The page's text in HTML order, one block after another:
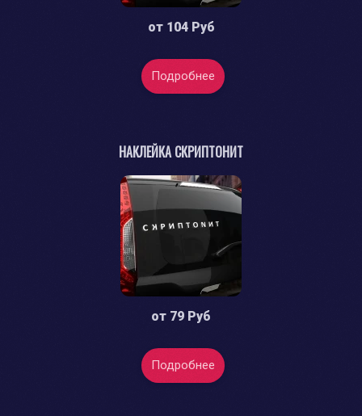
от 104 Руб
Подробнее
НАКЛЕЙКА СКРИПТОНИТ
от 79 Руб
Подробнее